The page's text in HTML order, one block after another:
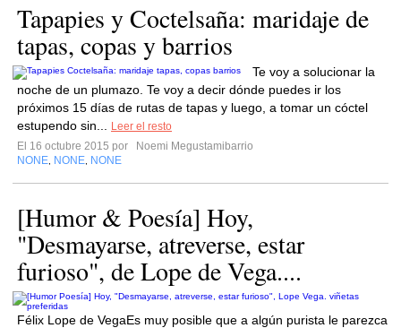
Tapapies y Coctelsaña: maridaje de
tapas, copas y barrios
Te voy a solucionar la
noche de un plumazo. Te voy a decir dónde puedes ir los
próximos 15 días de rutas de tapas y luego, a tomar un cóctel
estupendo sin...
Leer el resto
El 16 octubre 2015 por
Noemi Megustamibarrio
NONE NONE NONE
[Humor & Poesía] Hoy,
"Desmayarse, atreverse, estar
furioso", de Lope de Vega....
Félix Lope de VegaEs muy posible que a algún purista le parezca